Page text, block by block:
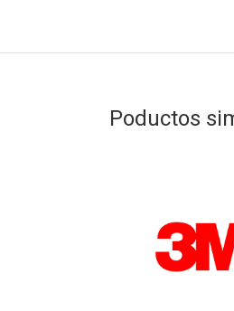
Poductos